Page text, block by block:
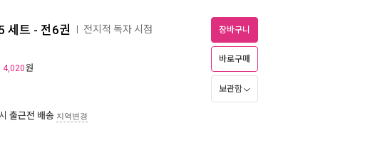
세트 - 전6권 전지적 독자 시점
4,020원
출근전 배송 지역변경
장바구니
바로구매
보관함